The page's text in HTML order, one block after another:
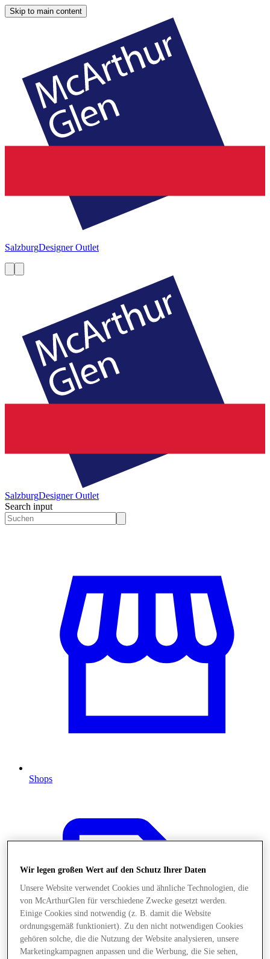
Skip to main content
SalzburgDesigner Outlet
SalzburgDesigner Outlet
Search input
Shops
Wir legen großen Wert auf den Schutz Ihrer Daten
Unsere Website verwendet Cookies und ähnliche Technologien, die
von McArthurGlen für verschiedene Zwecke gesetzt werden.
Einige Cookies sind notwendig (z. B. damit die Website
ordnungsgemäß funktioniert). Zu den nicht notwendigen Cookies
gehören solche, die die Nutzung der Website analysieren, unsere
Marketingkampagnen anpassen und die Werbung, die Sie sehen,